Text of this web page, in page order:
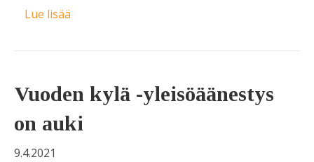
Lue lisää
Vuoden kylä -yleisöäänestys
on auki
9.4.2021